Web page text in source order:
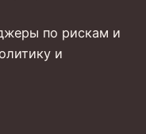
по рискам и
и